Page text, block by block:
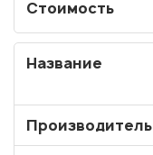
Стоимость
Название
Производитель